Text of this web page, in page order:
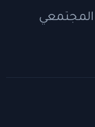
المجتمعي